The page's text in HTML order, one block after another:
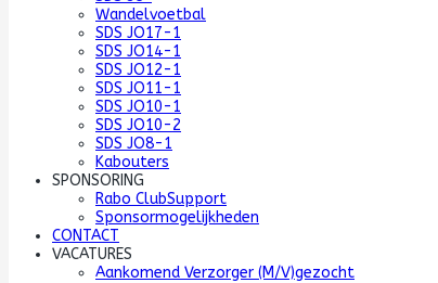
Wandelvoetbal
SDS JO17-1
SDS JO14-1
SDS JO12-1
SDS JO11-1
SDS JO10-1
SDS JO10-2
SDS JO8-1
Kabouters
SPONSORING
Rabo ClubSupport
Sponsormogelijkheden
CONTACT
VACATURES
Aankomend Verzorger (M/V)gezocht